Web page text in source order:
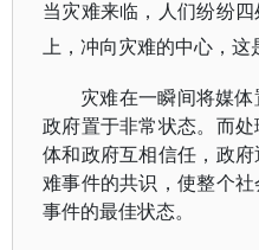
当灾难来临，人们纷纷
上，冲向灾难的中心，这
灾难在一瞬间将媒
政府置于非常状态。而
体和政府互相信任，政
难事件的共识，使整个
事件的最佳状态。